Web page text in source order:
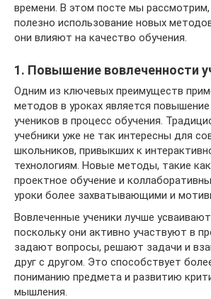
времени. В этом посте мы рассмотрим,
полезно использование новых
они влияют на качество обучения.
1. Повышение вовлеченности
Одним из ключевых преимуществ
методов в уроках является
учеников в процесс обучения.
учебники уже не так интересны для
школьников, привыкших к
технологиям. Новые методы, такие
проектное обучение и
уроки более захватывающими и
Вовлеченные ученики лучше
поскольку они активно участвуют в
задают вопросы, решают задачи и
друг с другом. Это способствует
пониманию предмета и развитию
мышления.